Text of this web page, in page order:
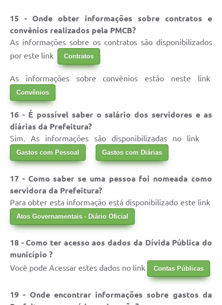
15 - Onde obter informações sobre contratos e
convênios realizados pela PMCB?
As informações sobre os contratos são disponibilizados
por este link
Contratos
As informações sobre convênios estão neste link
Convênios
16 - É possível saber o salário dos servidores e as
diárias da Prefeitura?
Sim. As informações são disponibilizadas no link
Gastos com Pessoal Gastos com Diárias
17 - Como saber se uma pessoa foi nomeada como
servidora da Prefeitura?
Para obter esta informação está disponibilizado este link
Atos Governamentais - Diário Oficial
18 - Como ter acesso aos dados da Dívida Pública do
município ?
Você pode Acessar estes dados no link
Contas Públicas
19 - Onde encontrar informações sobre gastos da